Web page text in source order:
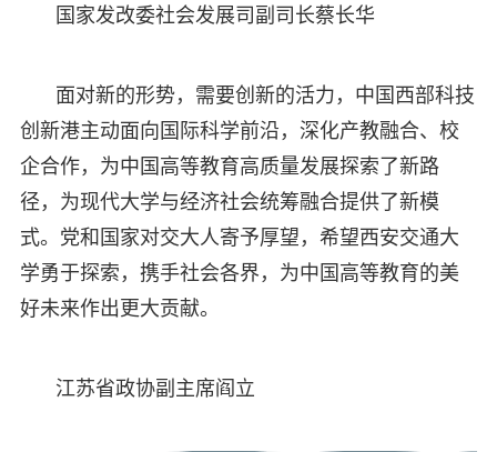
国家发改委社会发展司副司长蔡长华
面对新的形势，需要创新的活力，中国西部科技
创新港主动面向国际科学前沿，深化产教融合、校
企合作，为中国高等教育高质量发展探索了新路
径，为现代大学与经济社会统筹融合提供了新模
式。党和国家对交大人寄予厚望，希望西安交通大
学勇于探索，携手社会各界，为中国高等教育的美
好未来作出更大贡献。
江苏省政协副主席阎立